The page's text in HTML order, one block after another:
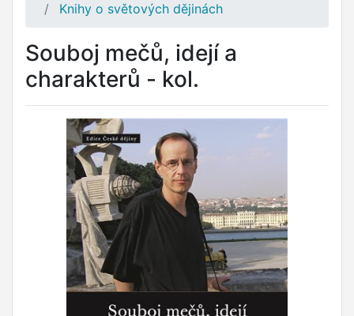
Knihy o světových dějinách
Souboj mečů, idejí a
charakterů - kol.